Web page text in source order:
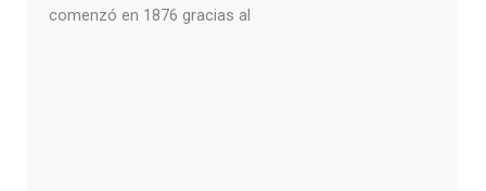
comenzó en 1876 gracias al